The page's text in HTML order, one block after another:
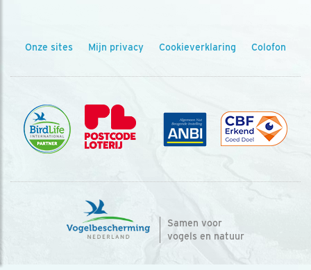
Onze sites Mijn privacy Cookieverklaring Colofon
Samen voor
vogels en natuur